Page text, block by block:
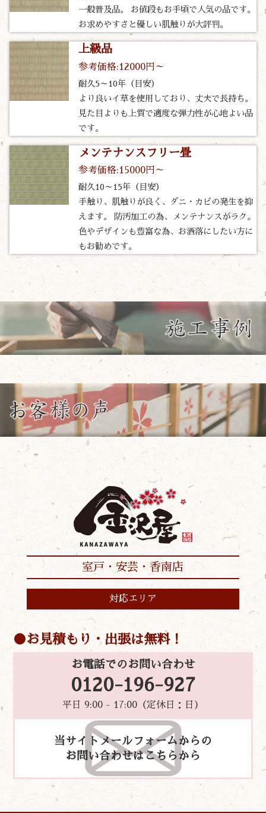
一般普及品。 お値段もお手頃で人気の品です。
お求めやすさと優しい肌触りが大評判。
上級品
参考価格:12000円～
耐久5～10年（目安）
より良いイ草を使用しており、丈夫で長持ち。
見た目よりも上質で適度な弾力性が心地よい品
です。
メンテナンスフリー畳
参考価格:15000円～
耐久10～15年（目安）
手触り、肌触りが良く、ダニ・カビの発生を抑
えます。 防汚加工の為、メンテナンスがラク。
色やデザインも豊富な為、お洒落にしたい方に
もお勧めです。
室戸・安芸・香南店
対応エリア
お見積もり・出張は無料！
お電話でのお問い合わせ
0120-196-927
平日 9:00 - 17:00（定休日：日）
当サイトメールフォームからの
お問い合わせはこちらから